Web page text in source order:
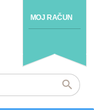
MOJ RAČUN